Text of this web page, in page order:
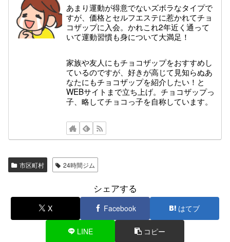
あまり運動が得意でないズボラなタイプで
すが、価格とセルフエステに惹かれてチョ
コザップに入会。かれこれ2年近く通って
いて運動習慣も身について大満足！
家族や友人にもチョコザップをおすすめし
ているのですが、好きが高じて見知らぬあ
なたにもチョコザップを紹介したい！と
WEBサイトまで立ち上げ。チョコザップっ
子、略してチョコっ子を自称しています。
市区町村 24時間ジム
シェアする
X Facebook はてブ
LINE コピー